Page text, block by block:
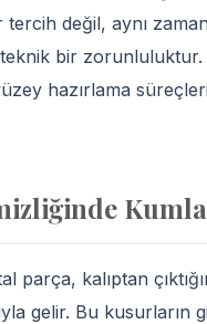
değil, aynı
bir zorunluluktur.
hazırlama
parça, kalıptan
gelir. Bu kusurların